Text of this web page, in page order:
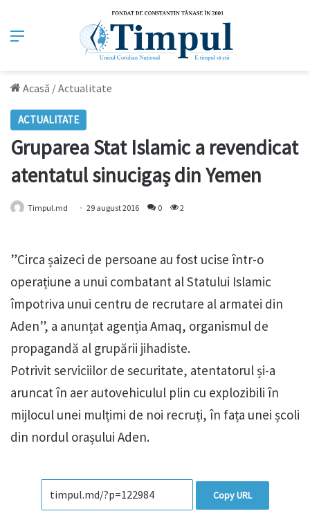
Meniu
Acasă /Actualitate
ACTUALITATE
Gruparea Stat Islamic a revendicat
atentatul sinucigaș din Yemen
Timpul.md 29 august 2016 0 2
”Circa șaizeci de persoane au fost ucise într-o
operațiune a unui combatant al Statului Islamic
împotriva unui centru de recrutare al armatei din
Aden”, a anunțat agenția Amaq, organismul de
propagandă al grupării jihadiste.
Potrivit serviciilor de securitate, atentatorul și-a
aruncat în aer autovehiculul plin cu explozibili în
mijlocul unei mulțimi de noi recruți, în fața unei școli
din nordul orașului Aden.
Copy URL